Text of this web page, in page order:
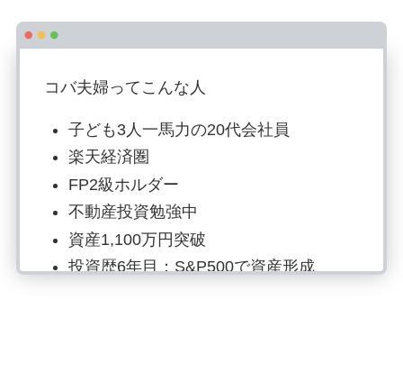
コバ夫婦ってこんな人
子ども3人一馬力の20代会社員
楽天経済圏
FP2級ホルダー
不動産投資勉強中
資産1,100万円突破
投資歴6年目：S&P500で資産形成